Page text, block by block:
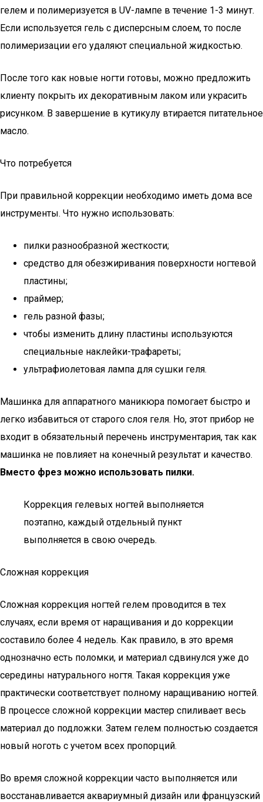
гелем и полимеризуется в UV-лампе в течение 1-3 минут.
Если используется гель с дисперсным слоем, то после
полимеризации его удаляют специальной жидкостью.
После того как новые ногти готовы, можно предложить
клиенту покрыть их декоративным лаком или украсить
рисунком. В завершение в кутикулу втирается питательное
масло.
Что потребуется
При правильной коррекции необходимо иметь дома все
инструменты. Что нужно использовать:
пилки разнообразной жесткости;
средство для обезжиривания поверхности ногтевой
пластины;
праймер;
гель разной фазы;
чтобы изменить длину пластины используются
специальные наклейки-трафареты;
ультрафиолетовая лампа для сушки геля.
Машинка для аппаратного маникюра помогает быстро и
легко избавиться от старого слоя геля. Но, этот прибор не
входит в обязательный перечень инструментария, так как
машинка не повлияет на конечный результат и качество.
Вместо фрез можно использовать пилки.
Коррекция гелевых ногтей выполняется
поэтапно, каждый отдельный пункт
выполняется в свою очередь.
Сложная коррекция
Сложная коррекция ногтей гелем проводится в тех
случаях, если время от наращивания и до коррекции
составило более 4 недель. Как правило, в это время
однозначно есть поломки, и материал сдвинулся уже до
середины натурального ногтя. Такая коррекция уже
практически соответствует полному наращиванию ногтей.
В процессе сложной коррекции мастер спиливает весь
материал до подложки. Затем гелем полностью создается
новый ноготь с учетом всех пропорций.
Во время сложной коррекции часто выполняется или
восстанавливается аквариумный дизайн или французский